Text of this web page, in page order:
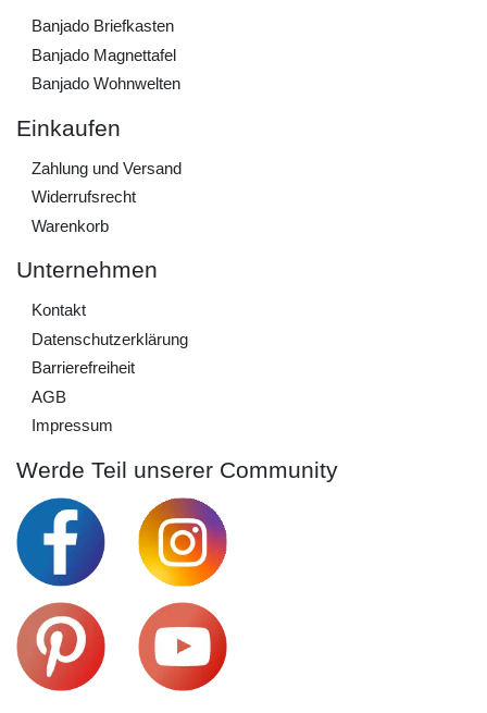
Banjado Briefkasten
Banjado Magnettafel
Banjado Wohnwelten
Einkaufen
Zahlung und Versand
Widerrufs­recht
Warenkorb
Unternehmen
Kontakt
Daten­schutz­erklärung
Barrierefreiheit
AGB
Impressum
Werde Teil unserer Community